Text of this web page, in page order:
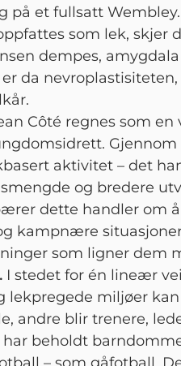
på et fullsatt Wembley.
som lek, skjer
dempes,
da
Côté regnes som
aktivitet – det
og bredere
dette handler om
kampnære
som ligner dem
. I stedet for én lineær
lekpregede miljøer
andre blir trenere,
har beholdt